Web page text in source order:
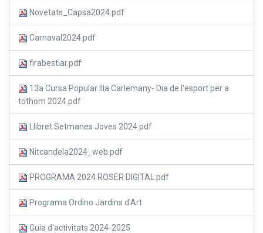
Novetats_Capsa2024.pdf
Carnaval2024.pdf
firabestiar.pdf
13a Cursa Popular Illa Carlemany- Dia de l'esport per a
tothom 2024.pdf
Llibret Setmanes Joves 2024.pdf
Nitcandela2024_web.pdf
PROGRAMA 2024 ROSER DIGITAL.pdf
Programa Ordino Jardins d'Art
Guia d'activitats 2024-2025